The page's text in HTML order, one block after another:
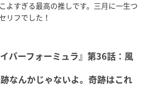
よすぎる最高の推しです。三月に一生つ
リフでした！
イバーフォーミュラ』第36話：風
跡なんかじゃないよ。奇跡はこれ